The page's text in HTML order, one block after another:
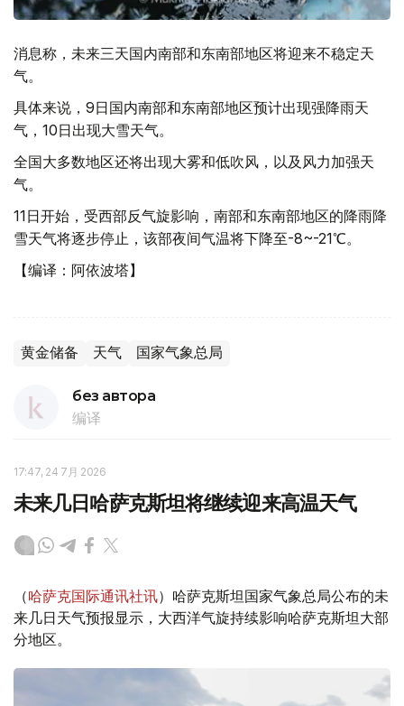
消息称，未来三天国内南部和东南部地区将迎来不稳定天
气。
具体来说，9日国内南部和东南部地区预计出现强降雨天
气，10日出现大雪天气。
全国大多数地区还将出现大雾和低吹风，以及风力加强天
气。
11日开始，受西部反气旋影响，南部和东南部地区的降雨降
雪天气将逐步停止，该部夜间气温将下降至-8~-21℃。
【编译：阿依波塔】
黄金储备 天气 国家气象总局
без автора
编译
17:47, 24 7月 2026
未来几日哈萨克斯坦将继续迎来高温天气
（哈萨克国际通讯社讯）哈萨克斯坦国家气象总局公布的未
来几日天气预报显示，大西洋气旋持续影响哈萨克斯坦大部
分地区。